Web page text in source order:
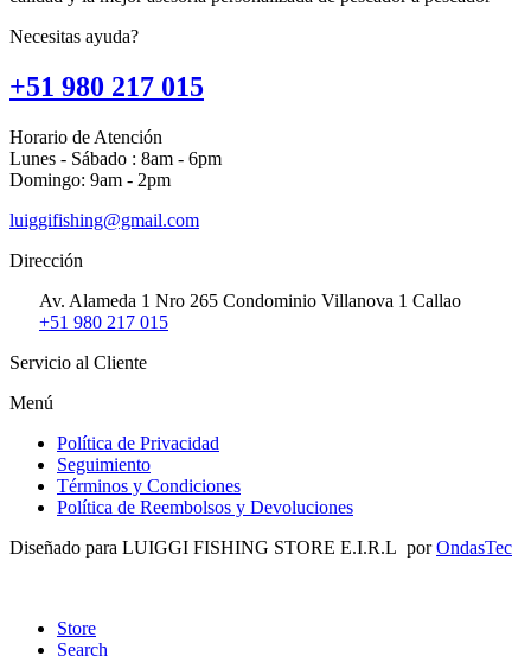
Necesitas ayuda?
+51 980 217 015
Horario de Atención
Lunes - Sábado : 8am - 6pm
Domingo: 9am - 2pm
luiggifishing@gmail.com
Dirección
Av. Alameda 1 Nro 265 Condominio Villanova 1 Callao
+51 980 217 015
Servicio al Cliente
Menú
Política de Privacidad
Seguimiento
Términos y Condiciones
Política de Reembolsos y Devoluciones
Diseñado para LUIGGI FISHING STORE E.I.R.L porOndasTec
Store
Search